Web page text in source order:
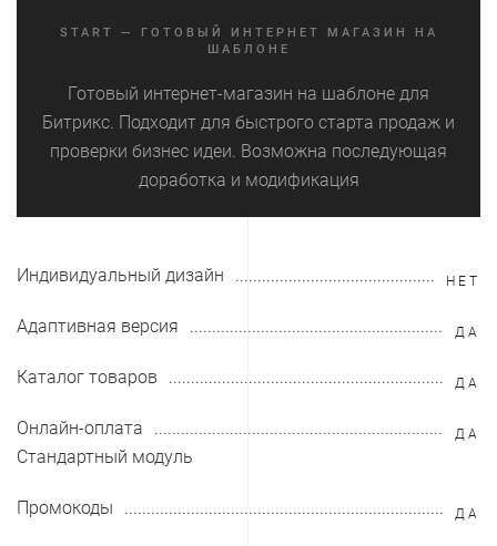
START — ГОТОВЫЙ ИНТЕРНЕТ МАГАЗИН НА
ШАБЛОНЕ
Готовый интернет-магазин на шаблоне для
Битрикс. Подходит для быстрого старта продаж и
проверки бизнес идеи. Возможна последующая
доработка и модификация
Индивидуальный дизайн НЕТ
Адаптивная версия ДА
Каталог товаров ДА
Онлайн-оплата ДА
Стандартный модуль
Промокоды ДА